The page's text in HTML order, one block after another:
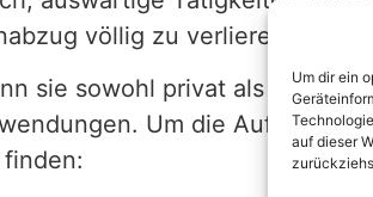
Um dir ein
auf dieser
völlig zu verlieren!
sie sowohl privat als auch
Um die